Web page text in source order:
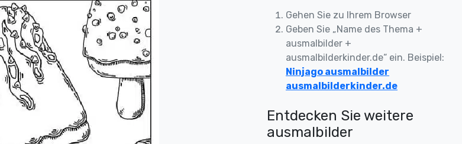
Gehen Sie zu Ihrem Browser
Geben Sie „Name des Thema +
ausmalbilder +
ausmalbilderkinder.de“ ein. Beispiel:
Ninjago ausmalbilder
ausmalbilderkinder.de
Entdecken Sie weitere
ausmalbilder